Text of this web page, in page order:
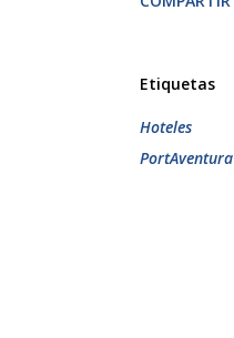
Etiquetas
Hoteles
PortAventura